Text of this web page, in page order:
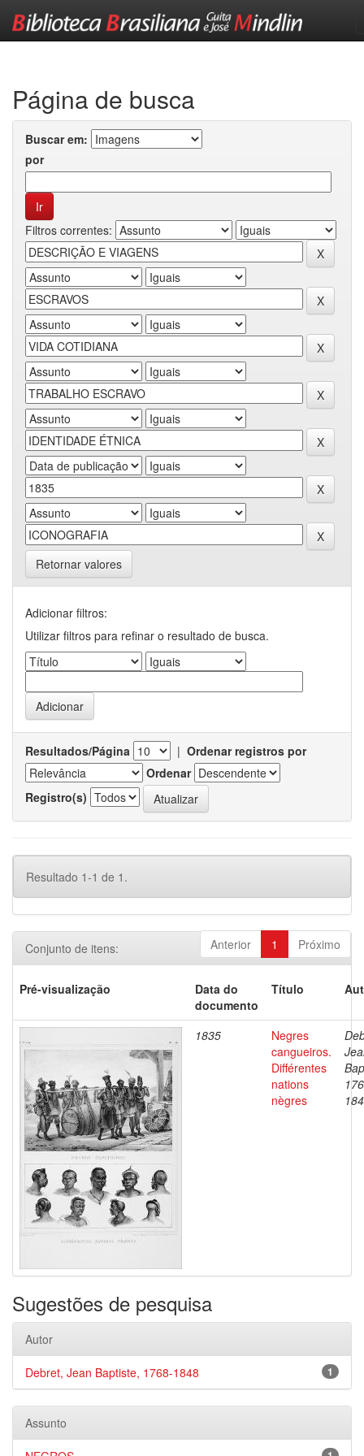
Página de busca
Buscar em:
por
Filtros correntes:
Retornar valores
Adicionar filtros:
Utilizar filtros para refinar o resultado de busca.
Resultados/Página | Ordenar registros por
Ordenar
Registro(s)
Resultado 1-1 de 1.
Anterior 1 Próximo
Conjunto de itens:
Pré-visualização
Data do
documento
Título
1835
Negres
cangueiros.
Différentes
nations
nègres
Sugestões de pesquisa
Autor
1
Debret, Jean Baptiste, 1768-1848
Assunto